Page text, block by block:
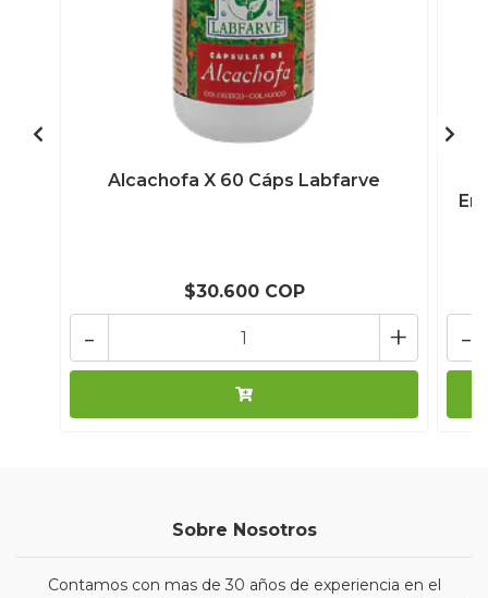
Alcachofa X 60 Cáps Labfarve
$30.600 COP
+
- -
Sobre Nosotros
Contamos con mas de 30 años de experiencia en el